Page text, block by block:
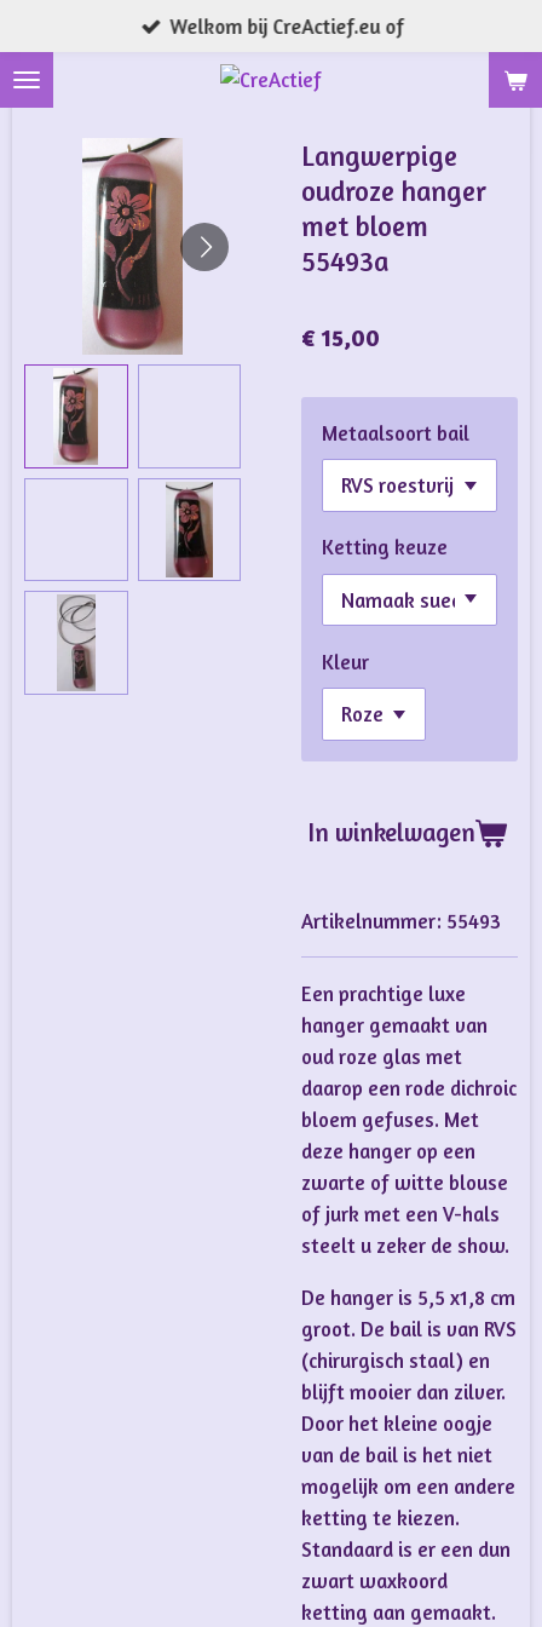
direct
naar
hoofdinhoud
Welkom bij CreActief.eu of
Langwerpige
oudroze hanger
met bloem
55493a
€ 15,00
Metaalsoort bail
Ketting keuze
Kleur
In winkelwagen
Artikelnummer: 55493
Een prachtige luxe
hanger gemaakt van
oud roze glas met
daarop een rode dichroic
bloem gefuses. Met
deze hanger op een
zwarte of witte blouse
of jurk met een V-hals
steelt u zeker de show.
De hanger is 5,5 x1,8 cm
groot. De bail is van RVS
(chirurgisch staal) en
blijft mooier dan zilver.
Door het kleine oogje
van de bail is het niet
mogelijk om een andere
ketting te kiezen.
Standaard is er een dun
zwart waxkoord
ketting aan gemaakt.